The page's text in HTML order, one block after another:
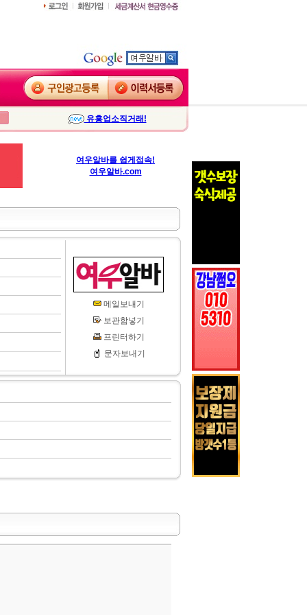
유흥업소직거래!
여우알바를 쉽게접속!
여우알바.com
메일보내기
보관함넣기
프린터하기
문자보내기